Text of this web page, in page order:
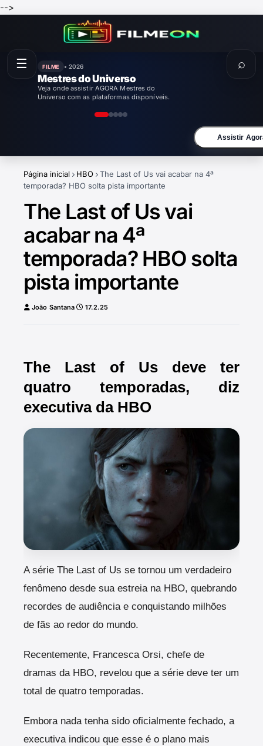
-->
FILME • 2026
Mestres do Universo
Veja onde assistir AGORA Mestres do
Universo com as plataformas disponíveis.
Assistir
Página inicial HBO
The Last of Us vai acabar na 4ª
temporada? HBO solta pista importante
The Last of Us vai
acabar na 4ª
temporada? HBO solta
pista importante
João Santana 17.2.25
The Last of Us deve ter
quatro temporadas, diz
executiva da HBO
Asérie The Last of Us se tornou um verdadeiro
fenômeno desde sua estreia na HBO, quebrando
recordes de audiência e conquistando milhões
de fãs ao redor do mundo.
Recentemente, Francesca Orsi, chefe de
dramas da HBO, revelou que a série deve ter um
total de quatro temporadas.
Embora nada tenha sido oficialmente fechado, a
executiva indicou que esse é o plano mais
☰ ⌕